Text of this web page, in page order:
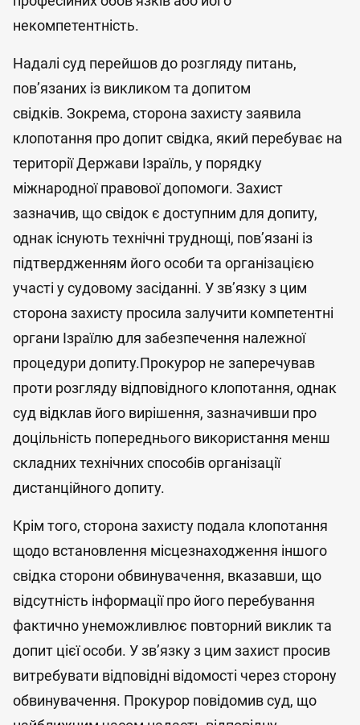
некомпетентність.
Надалі суд перейшов до розгляду питань,
пов’язаних із викликом та допитом
свідків. Зокрема, сторона захисту заявила
клопотання про допит свідка, який перебуває на
території Держави Ізраїль, у порядку
міжнародної правової допомоги. Захист
зазначив, що свідок є доступним для допиту,
однак існують технічні труднощі, пов’язані із
підтвердженням його особи та організацією
участі у судовому засіданні. У зв’язку з цим
сторона захисту просила залучити компетентні
органи Ізраїлю для забезпечення належної
процедури допиту.Прокурор не заперечував
проти розгляду відповідного клопотання, однак
суд відклав його вирішення, зазначивши про
доцільність попереднього використання менш
складних технічних способів організації
дистанційного допиту.
Крім того, сторона захисту подала клопотання
щодо встановлення місцезнаходження іншого
свідка сторони обвинувачення, вказавши, що
відсутність інформації про його перебування
фактично унеможливлює повторний виклик та
допит цієї особи. У зв’язку з цим захист просив
витребувати відповідні відомості через сторону
обвинувачення. Прокурор повідомив суд, що